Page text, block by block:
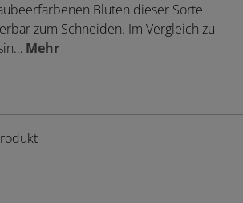
Blüten dieser Sorte
zum Schneiden. Im Vergleich zu
Mehr